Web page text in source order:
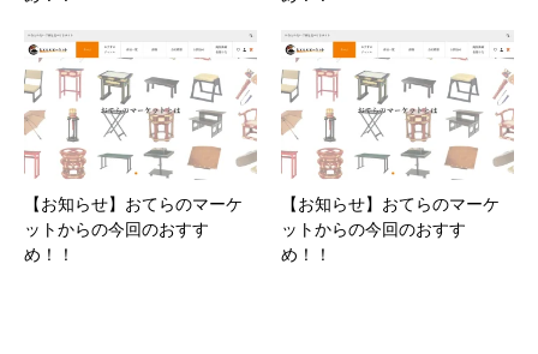
【お知らせ】おてらのマーケ
ットからの今回のおすす
め！！
【お知らせ】おてらのマーケ
ットからの今回のおすす
め！！